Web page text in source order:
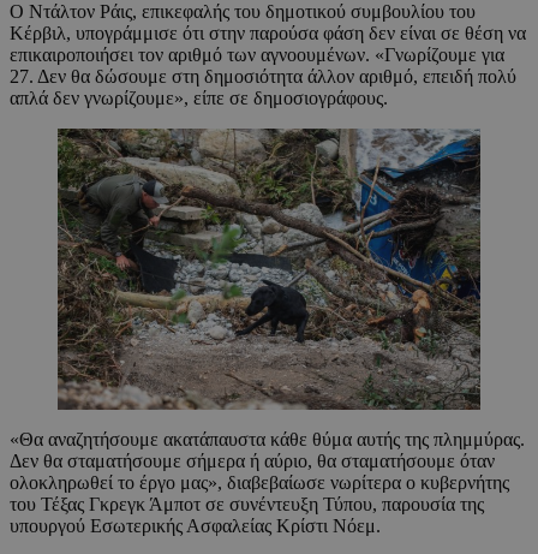
Ο Ντάλτον Ράις, επικεφαλής του δημοτικού συμβουλίου του
Κέρβιλ, υπογράμμισε ότι στην παρούσα φάση δεν είναι σε θέση να
επικαιροποιήσει τον αριθμό των αγνοουμένων. «Γνωρίζουμε για
27. Δεν θα δώσουμε στη δημοσιότητα άλλον αριθμό, επειδή πολύ
απλά δεν γνωρίζουμε», είπε σε δημοσιογράφους.
«Θα αναζητήσουμε ακατάπαυστα κάθε θύμα αυτής της πλημμύρας.
Δεν θα σταματήσουμε σήμερα ή αύριο, θα σταματήσουμε όταν
ολοκληρωθεί το έργο μας», διαβεβαίωσε νωρίτερα ο κυβερνήτης
του Τέξας Γκρεγκ Άμποτ σε συνέντευξη Τύπου, παρουσία της
υπουργού Εσωτερικής Ασφαλείας Κρίστι Νόεμ.